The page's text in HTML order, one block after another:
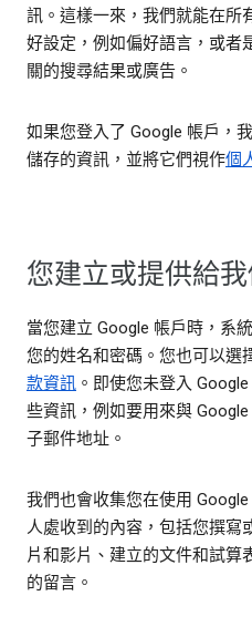
訊。這樣一來，我們就能在所
好設定，例如偏好語言，或者
關的搜尋結果或廣告。
如果您登入了 Google 帳戶，
儲存的資訊，並將它們視作個
您建立或提供給
當您建立 Google 帳戶時，系
您的姓名和密碼。您也可以選
款資訊 。即使您未登入
些資訊，例如要用來與
子郵件地址。
我們也會收集您在使用
人處收到的內容，包括您撰寫
片和影片、建立的文件和試算
的留言。